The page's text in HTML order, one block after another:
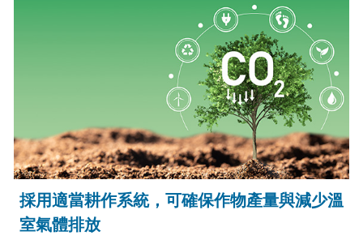
採用適當耕作系統，可確保作物產量與減少溫
室氣體排放